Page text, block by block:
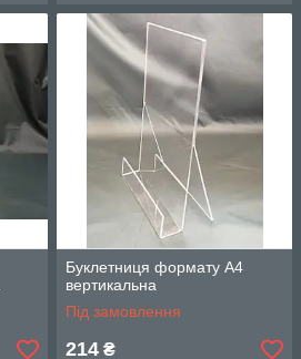
Буклетниця формату А4
вертикальна
Під замовлення
214 ₴